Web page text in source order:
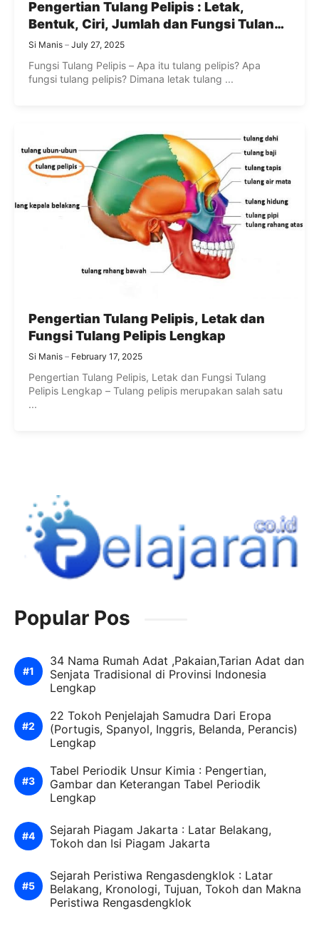
Pengertian Tulang Pelipis : Letak,
Bentuk, Ciri, Jumlah dan Fungsi Tulang
Pelipis
Si Manis July 27, 2025
Fungsi Tulang Pelipis – Apa itu tulang pelipis? Apa
fungsi tulang pelipis? Dimana letak tulang ...
Pengertian Tulang Pelipis, Letak dan
Fungsi Tulang Pelipis Lengkap
Si Manis February 17, 2025
Pengertian Tulang Pelipis, Letak dan Fungsi Tulang
Pelipis Lengkap – Tulang pelipis merupakan salah satu
...
Popular Pos
34 Nama Rumah Adat ,Pakaian,Tarian Adat dan
Senjata Tradisional di Provinsi Indonesia
Lengkap
22 Tokoh Penjelajah Samudra Dari Eropa
(Portugis, Spanyol, Inggris, Belanda, Perancis)
Lengkap
Tabel Periodik Unsur Kimia : Pengertian,
Gambar dan Keterangan Tabel Periodik
Lengkap
Sejarah Piagam Jakarta : Latar Belakang,
Tokoh dan Isi Piagam Jakarta
Sejarah Peristiwa Rengasdengklok : Latar
Belakang, Kronologi, Tujuan, Tokoh dan Makna
Peristiwa Rengasdengklok